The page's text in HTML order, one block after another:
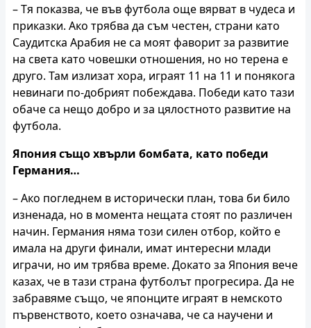
– Тя показва, че във футбола още вярват в чудеса и
приказки. Ако трябва да съм честен, страни като
Саудитска Арабия не са моят фаворит за развитие
на света като човешки отношения, но но терена е
друго. Там излизат хора, играят 11 на 11 и понякога
невинаги по-добрият побеждава. Победи като тази
обаче са нещо добро и за цялостното развитие на
футбола.
Япония също хвърли бомбата, като победи
Германия…
– Ако погледнем в исторически план, това би било
изненада, но в момента нещата стоят по различен
начин. Германия няма този силен отбор, който е
имала на други финали, имат интересни млади
играчи, но им трябва време. Докато за Япония вече
казах, че в тази страна футболът прогресира. Да не
забравяме също, че японците играят в немското
първенството, което означава, че са научени и